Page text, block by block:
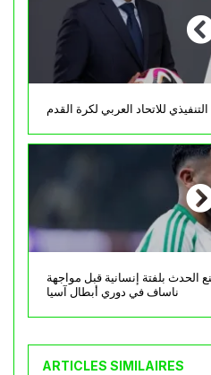
للاتحاد العربي لكرة القدم
بلفتة إنسانية قبل مواجهة
ناساف في دوري أبطال آسيا
ARTICLES SIMILAIRES